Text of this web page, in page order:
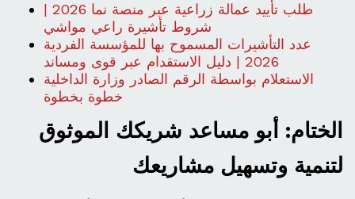
طلب تأييد عمالة زراعية عبر منصة نما 2026 |
شروط تأشيرة راعي مواشي
عدد التأشيرات المسموح بها للمؤسسة الفردية
2026 | دليل الاستقدام عبر قوى ومساند
الاستعلام بواسطة الرقم الصادر وزارة الداخلية
خطوة بخطوة
الختام: أبو مساعد شريكك الموثوق
لتنمية وتسهيل مشاريعك